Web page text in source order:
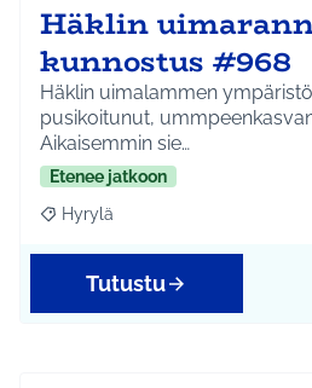
Häklin
kunnostus #968
Häklin uimalammen
pusikoitunut,
Aikaisemmin sie…
Etenee jatkoon
Rajaa tulokset aihepiirin mukaan:
Hyrylä
Tutustu